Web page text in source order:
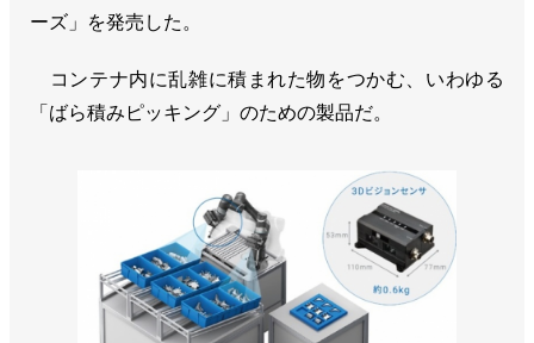
ーズ」を発売した。
コンテナ内に乱雑に積まれた物をつかむ、いわゆる
「ばら積みピッキング」のための製品だ。